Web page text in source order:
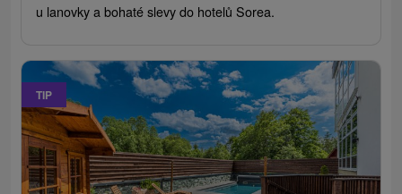
u lanovky a bohaté slevy do hotelů Sorea.
TIP